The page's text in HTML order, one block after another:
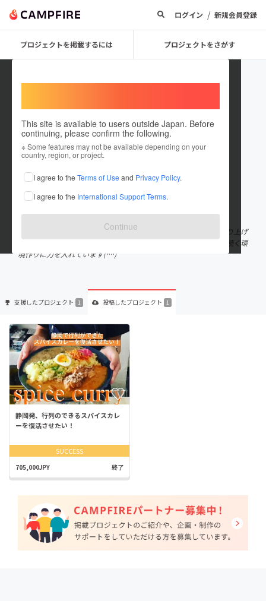
ログイン / 新規会員登録
プロジェクトを掲載するには プロジェクトをさがす
This site is available to users outside Japan. Before
continuing, please confirm the following.
※ Some features may not be available depending on your
country, region, or project.
I agree to the Terms of Use and Privacy Policy.
I agree to the International Support Terms.
Continue
jacksonfarm
これまでに1回支援して1件のプロジェクトを投稿しています
在住国：日本 現在地：静岡県
出身国：日本 出身地：静岡県
自然と人を結びたい！ 生まれ育った大好きな静岡の街をもっと盛り上げ
ていきたいです！ 今、そしてこれからの未来の子供たちのために続く環
境作りに力を入れています(^^)
支援したプロジェクト 1 投稿したプロジェクト 1
静岡発、行列のできるスパイスカレ
ーを復活させたい！
SUCCESS
705,000JPY 終了